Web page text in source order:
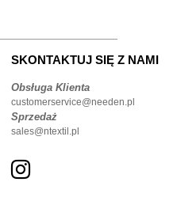
SKONTAKTUJ SIĘ Z NAMI
Obsługa Klienta
customerservice@needen.pl
Sprzedaż
sales@ntextil.pl